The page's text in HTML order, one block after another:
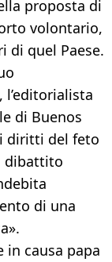
proposta di
volontario,
di quel Paese.
di Buenos
diritti del feto
dibattito
di una
in causa papa